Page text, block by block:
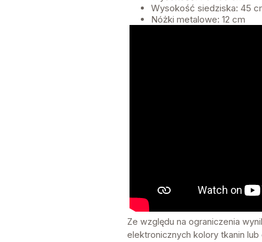
Wysokość siedziska: 45
Nóżki metalowe: 12 cm
Ze względu na ograniczenia
elektronicznych kolory tkanin